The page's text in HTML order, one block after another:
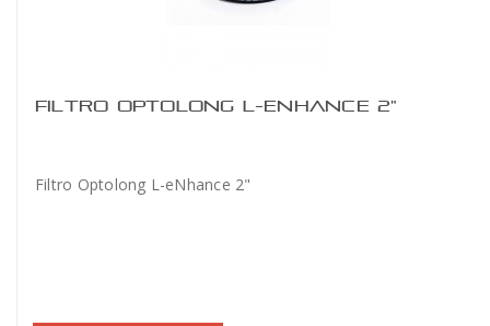
FILTRO OPTOLONG L-ENHANCE 2"
Filtro Optolong L-eNhance 2"